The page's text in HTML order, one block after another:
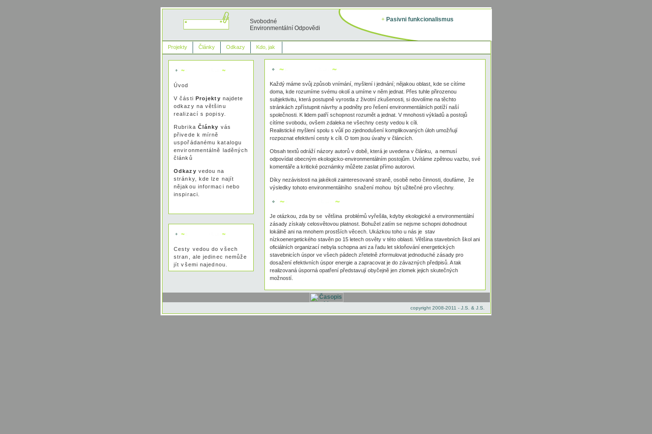
Svobodné
Environmentální Odpovědi
+ Pasivni funkcionalismus
Projekty Články Odkazy Kdo, jak
Úvod
V části Projekty najdete
odkazy na většinu
realizací s popisy.
Rubrika Články vás
přivede k mírně
uspořádanému katalogu
environmentálně laděných
článků
Odkazy vedou na
stránky, kde lze najít
nějakou informaci nebo
inspiraci.
Cesty vedou do všech
stran, ale jedinec nemůže
jít všemi najednou.
Každý máme svůj způsob vnímání, myšlení i jednání; nějakou oblast, kde se cítíme
doma, kde rozumíme svému okolí a umíme v něm jednat. Přes tuhle přirozenou
subjektivitu, která postupně vyrostla z životní zkušenosti, si dovolíme na těchto
stránkách zpřístupnit návrhy a podněty pro řešení environmentálních potíží naší
společnosti. K lidem patří schopnost rozumět a jednat. V mnohosti výkladů a postojů
cítíme svobodu, ovšem zdaleka ne všechny cesty vedou k cíli.
Realistické myšlení spolu s vůlí po zjednodušení komplikovaných úloh umožňují
rozpoznat efektivní cesty k cíli. O tom jsou úvahy v článcích.
Obsah textů odráží názory autorů v době, která je uvedena v článku, a nemusí
odpovídat obecným ekologicko-environmentálním postojům. Uvítáme zpětnou vazbu, své
komentáře a kritické poznámky můžete zaslat přímo autorovi.
Díky nezávislosti na jakékoli zainteresované straně, osobě nebo činnosti, doufáme, že
výsledky tohoto environmentálního snažení mohou být užitečné pro všechny.
Je otázkou, zda by se většina problémů vyřešila, kdyby ekologické a environmentální
zásady získaly celosvětovou platnost. Bohužel zatím se nejsme schopni dohodnout
lokálně ani na mnohem prostších věcech. Ukázkou toho u nás je stav
nízkoenergetického stavěn po 15 letech osvěty v této oblasti. Většina stavebních škol ani
oficiálních organizací nebyla schopna ani za řadu let skloňování energetických
stavebnicích úspor ve všech pádech zřetelně zformulovat jednoduché zásady pro
dosažení efektivních úspor energie a zapracovat je do závazných předpisů. A tak
realizovaná úsporná opatření představují obyčejně jen zlomek jejich skutečných
možností.
copyright 2008-2011 - J.S. & J.S.